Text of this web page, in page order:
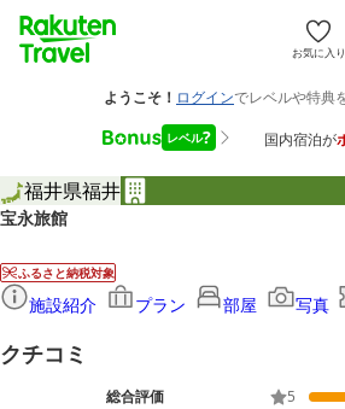
お気に入り
福井県福井
宝永旅館
ふるさと納税対象
施設紹介 プラン 部屋 写真
クチコミ
総合評価 5